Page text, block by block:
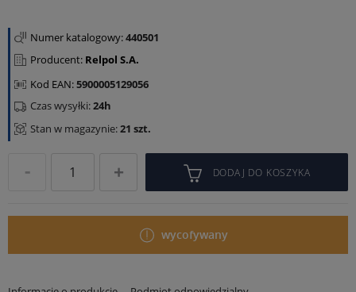
Numer katalogowy:440501
Producent: Relpol S.A.
Kod EAN:5900005129056
Stan w magazynie:21 szt.
Czas wysyłki:24h
DODAJ DO KOSZYKA
wycofywany